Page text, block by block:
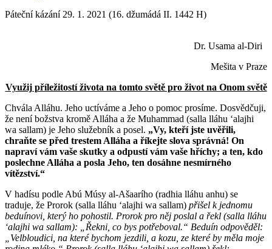
Páteční kázání 29. 1. 2021 (16. džumádá II. 1442 H)
Dr. Usama al-Diri
Mešita v Praze
Využij příležitostí života na tomto světě pro život na Onom světě
Chvála Alláhu. Jeho uctíváme a Jeho o pomoc prosíme. Dosvědčuji,
že není božstva kromě Alláha a že Muhammad (salla lláhu ʻalajhi
wa sallam) je Jeho služebník a posel. „Vy, kteří jste uvěřili,
chraňte se před trestem Alláha a říkejte slova správná! On
napraví vám vaše skutky a odpustí vám vaše hříchy; a ten, kdo
poslechne Alláha a posla Jeho, ten dosáhne nesmírného
vítězství.“
V hadísu podle Abú Músy al-Ašaarího (radhia lláhu anhu) se
traduje, že Prorok (salla lláhu ʻalajhi wa sallam) přišel k jednomu
beduínovi, který ho pohostil. Prorok pro něj poslal a řekl (salla lláhu
ʻalajhi wa sallam): „Řekni, co bys potřeboval.“ Beduín odpověděl:
„Velbloudici, na které bychom jezdili, a kozu, ze které by měla moje